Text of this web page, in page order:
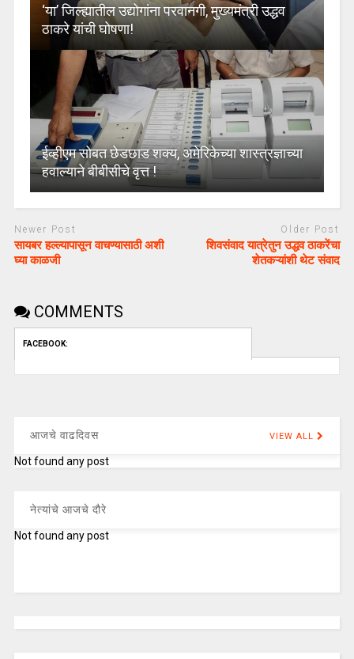
‘या’ जिल्ह्यातील उद्योगांना परवानगी, मुख्यमंत्री उद्धव
ठाकरे यांची घोषणा!
ईव्हीएम सोबत छेडछाड शक्य, अमेरिकेच्या शास्त्रज्ञाच्या
हवाल्याने बीबीसीचे वृत्त !
Newer Post
सायबर हल्ल्यापासून वाचण्यासाठी अशी
घ्या काळजी
Older Post
शिवसंवाद यात्रेतुन उद्धव ठाकरेंचा
शेतकऱ्यांशी थेट संवाद
COMMENTS
FACEBOOK:
आजचे वाढदिवस VIEW ALL
Not found any post
नेत्यांचे आजचे दौरे
Not found any post